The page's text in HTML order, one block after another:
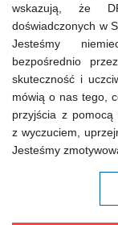
wskazują, że
doświadczonych w
Jesteśmy
bezpośrednio
skuteczność i
mówią o nas tego,
przyjścia z
z wyczuciem,
Jesteśmy